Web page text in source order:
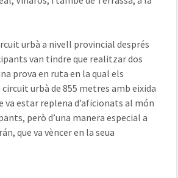
urbà a nivell provincial després
van tindre que realitzar dos
prova en ruta en la qual els
urbà de 855 metres amb eixida
va estar replena d’aficionats al món
però d’una manera especial a
que va vèncer en la seua